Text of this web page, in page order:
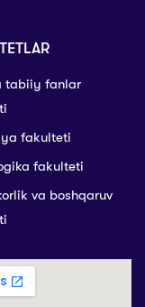
tabiiy fanlar
fakulteti
fakulteti
va boshqaruv